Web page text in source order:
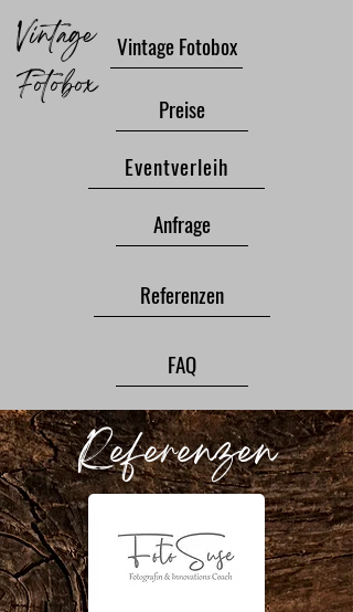
FAQ
Preise
Referenzen
Vintage
Fotobox
Vintage Fotobox
Anfrage
Eventverleih
Referenzen